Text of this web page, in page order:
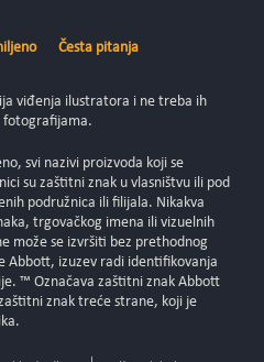
Česta pitanja
viđenja ilustratora i ne treba ih
svi nazivi proizvoda koji se
su zaštitni znak u vlasništvu ili pod
podružnica ili filijala. Nikakva
trgovačkog imena ili vizuelnih
može se izvršiti bez prethodnog
Abbott, izuzev radi identifikovanja
™ Označava zaštitni znak Abbott
znak treće strane, koji je